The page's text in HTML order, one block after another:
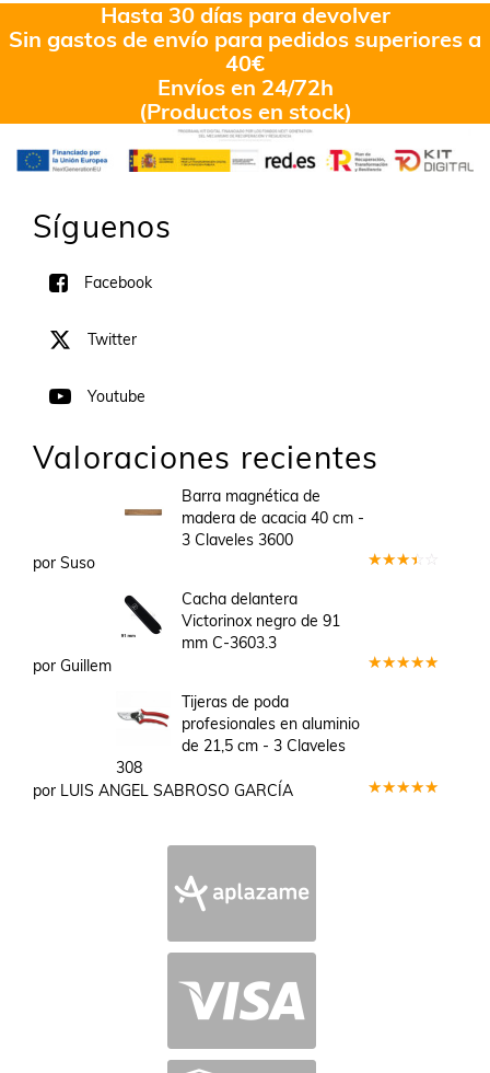
Hasta 30 días para devolver
Sin gastos de envío para pedidos superiores a
40€
Envíos en 24/72h
(Productos en stock)
Síguenos
Facebook
Twitter
Youtube
Valoraciones recientes
Barra magnética de
madera de acacia 40 cm -
3 Claveles 3600
por Suso
Cacha delantera
Victorinox negro de 91
mm C-3603.3
por Guillem
Tijeras de poda
profesionales en aluminio
de 21,5 cm - 3 Claveles
308
por LUIS ANGEL SABROSO GARCÍA